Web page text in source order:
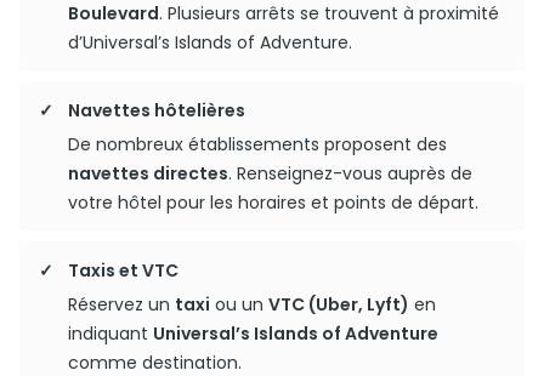
Boulevard. Plusieurs arrêts se trouvent à proximité
d’Universal’s Islands of Adventure.
Navettes hôtelières
De nombreux établissements proposent des
navettes directes. Renseignez-vous auprès de
votre hôtel pour les horaires et points de départ.
Taxis et VTC
Réservez un taxi ou un VTC (Uber, Lyft) en
indiquant Universal’s Islands of Adventure
comme destination.